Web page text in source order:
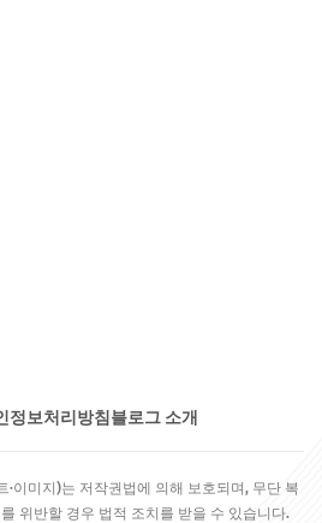
정보처리방침 블로그 소개
·이미지)는 저작권법에 의해 보호되며, 무단 복
위반할 경우 법적 조치를 받을 수 있습니다.